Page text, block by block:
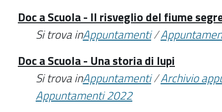
Doc a Scuola - Il risveglio del fiume
Si trova inAppuntamenti/
Doc a Scuola - Una storia di lupi
Si trova inAppuntamenti/Archivio
Appuntamenti 2022